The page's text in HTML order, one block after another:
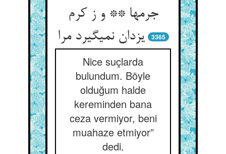
جرمها ** و ز کرم
یزدان نمی‏گیرد مرا
3365
Nice suçlarda
bulundum. Böyle
olduğum halde
kereminden bana
ceza vermiyor, beni
muahaze etmiyor”
dedi.